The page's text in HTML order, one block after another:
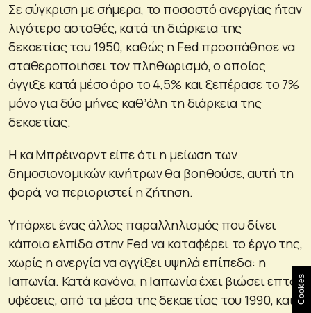
Σε σύγκριση με σήμερα, το ποσοστό ανεργίας ήταν
λιγότερο ασταθές, κατά τη διάρκεια της
δεκαετίας του 1950, καθώς η Fed προσπάθησε να
σταθεροποιήσει τον πληθωρισμό, ο οποίος
άγγιξε κατά μέσο όρο το 4,5% και ξεπέρασε το 7%
μόνο για δύο μήνες καθ’όλη τη διάρκεια της
δεκαετίας.
Η κα Μπρέιναρντ είπε ότι η μείωση των
δημοσιονομικών κινήτρων θα βοηθούσε, αυτή τη
φορά, να περιοριστεί η ζήτηση.
Υπάρχει ένας άλλος παραλληλισμός που δίνει
κάποια ελπίδα στην Fed να καταφέρει το έργο της,
χωρίς η ανεργία να αγγίξει υψηλά επίπεδα: η
Ιαπωνία. Κατά κανόνα, η Ιαπωνία έχει βιώσει επτά
υφέσεις, από τα μέσα της δεκαετίας του 1990, και Cookies